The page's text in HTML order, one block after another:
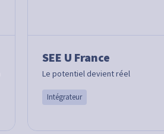
SEE U France
Le potentiel devient réel
Intégrateur